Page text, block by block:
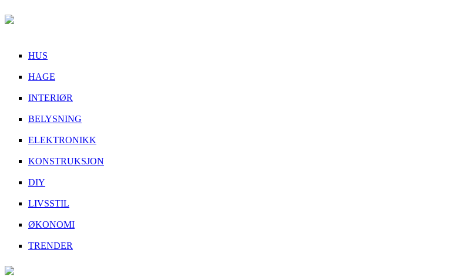
HUS
HAGE
INTERIØR
BELYSNING
ELEKTRONIKK
KONSTRUKSJON
DIY
LIVSSTIL
ØKONOMI
TRENDER